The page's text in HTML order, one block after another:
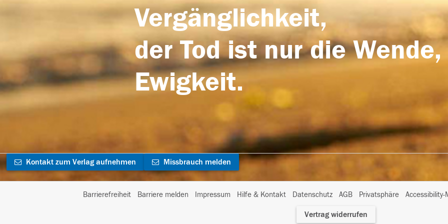
Vergänglichkeit,
der Tod ist nur die
Ewigkeit.
Kontakt zum Verlag aufnehmen Missbrauch melden
Barrierefreiheit Barriere melden Impressum Hilfe & Kontakt Datenschutz AGB Privatsphäre
I
Vertrag widerrufen